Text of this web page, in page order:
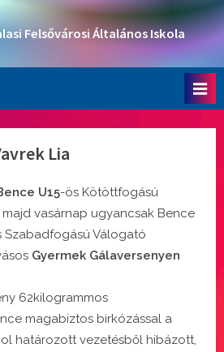
Felsővárosi Általános Iskola
Lia
U15-ös Kötöttfogású
vasárnap ugyancsak Bence
Szabadfogású Válogató
Gyermek Gálaversenyen
62kilogrammos
magabiztos birkózással a
határozott vezetésből hibázott,